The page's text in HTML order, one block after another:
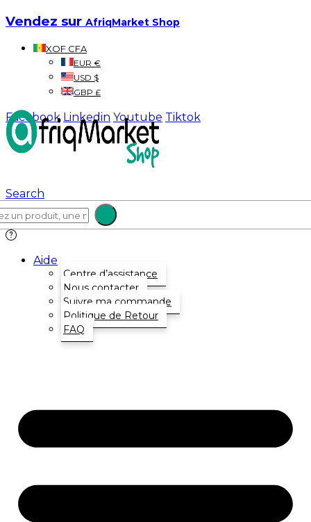
Vendez sur AfriqMarket Shop
XOF CFA
EUR €
USD $
GBP £
Facebook Linkedin Youtube Tiktok
Search
Aide
Centre d’assistance
Nous contacter
Suivre ma commande
Politique de Retour
FAQ